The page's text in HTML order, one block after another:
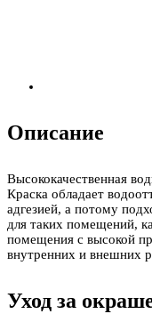
Описание
Высококачественная
Краска обладает
адгезией, а потому
для таких помещений,
помещения с высокой
внутренних и внешних
Уход за